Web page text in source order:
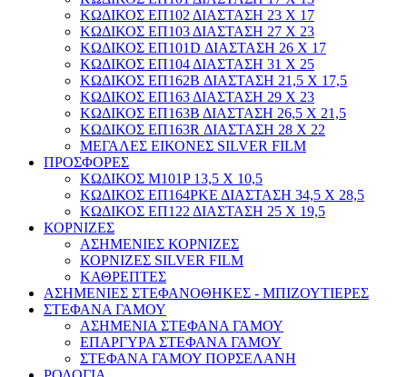
ΚΩΔΙΚΟΣ ΕΠ102 ΔΙΑΣΤΑΣΗ 23 Χ 17
ΚΩΔΙΚΟΣ ΕΠ103 ΔΙΑΣΤΑΣΗ 27 Χ 23
ΚΩΔΙΚΟΣ ΕΠ101D ΔΙΑΣΤΑΣΗ 26 Χ 17
ΚΩΔΙΚΟΣ ΕΠ104 ΔΙΑΣΤΑΣΗ 31 Χ 25
ΚΩΔΙΚΟΣ ΕΠ162Β ΔΙΑΣΤΑΣΗ 21,5 Χ 17,5
ΚΩΔΙΚΟΣ ΕΠ163 ΔΙΑΣΤΑΣΗ 29 Χ 23
ΚΩΔΙΚΟΣ ΕΠ163Β ΔΙΑΣΤΑΣΗ 26,5 Χ 21,5
ΚΩΔΙΚΟΣ ΕΠ163R ΔΙΑΣΤΑΣΗ 28 Χ 22
ΜΕΓΑΛΕΣ ΕΙΚΟΝΕΣ SILVER FILM
ΠΡΟΣΦΟΡΕΣ
ΚΩΔΙΚΟΣ Μ101P 13,5 Χ 10,5
ΚΩΔΙΚΟΣ ΕΠ164ΡΚΕ ΔΙΑΣΤΑΣΗ 34,5 Χ 28,5
ΚΩΔΙΚΟΣ ΕΠ122 ΔΙΑΣΤΑΣΗ 25 Χ 19,5
ΚΟΡΝΙΖΕΣ
ΑΣΗΜΕΝΙΕΣ ΚΟΡΝΙΖΕΣ
ΚΟΡΝΙΖΕΣ SILVER FILM
ΚΑΘΡΕΠΤΕΣ
ΑΣΗΜΕΝΙΕΣ ΣΤΕΦΑΝΟΘΗΚΕΣ - ΜΠΙΖΟΥΤΙΕΡΕΣ
ΣΤΕΦΑΝΑ ΓΑΜΟΥ
ΑΣΗΜΕΝΙΑ ΣΤΕΦΑΝΑ ΓΑΜΟΥ
ΕΠΑΡΓΥΡΑ ΣΤΕΦΑΝΑ ΓΑΜΟΥ
ΣΤΕΦΑΝΑ ΓΑΜΟΥ ΠΟΡΣΕΛΑΝΗ